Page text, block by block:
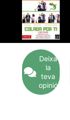
Deixa
la
teva
opinió